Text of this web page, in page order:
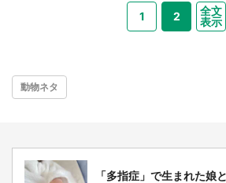
1 2
全文
表示
動物ネタ
「多指症」で生まれた娘